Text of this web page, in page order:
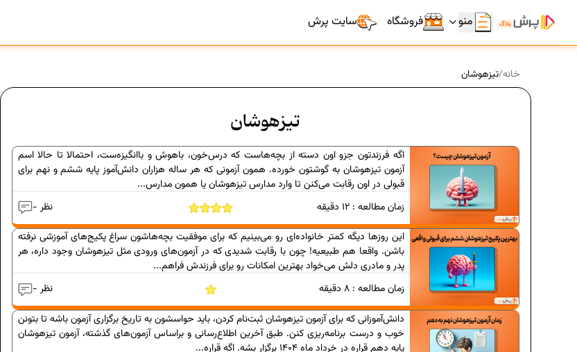
سایت پرش فروشگاه منو
خانه/تیزهوشان
تیزهوشان
اگه فرزندتون جزو اون دسته از بچه‌هاست که درس‌خون، باهوش و باانگیزه‌ست، احتمالا تا حالا اسم
آزمون تیزهوشان به گوشتون خورده. همون آزمونی که هر ساله هزاران دانش‌آموز پایه ششم و نهم برای
قبولی در اون رقابت می‌کنن تا وارد مدارس تیزهوشان یا همون مدارس...
- نظر
زمان مطالعه :12 دقیقه
این روزها دیگه کمتر خانواده‌ای رو می‌بینیم که برای موفقیت بچه‌هاشون سراغ پکیج‌های آموزشی نرفته
باشن. واقعا هم طبیعیه! چون با رقابت شدیدی که در آزمون‌های ورودی مثل تیزهوشان وجود داره، هر
پدر و مادری دلش می‌خواد بهترین امکانات رو برای فرزندش فراهم...
- نظر
زمان مطالعه :8 دقیقه
دانش‌آموزانی که برای آزمون تیزهوشان ثبت‌نام کردن، باید حواسشون به تاریخ برگزاری آزمون باشه تا بتونن
خوب و درست برنامه‌ریزی کنن. طبق آخرین اطلاع‌رسانی و براساس آزمون‌های گذشته، آزمون تیزهوشان
پایه دهم قراره در خرداد ماه 1404 برگزار بشه. اگه قراره...